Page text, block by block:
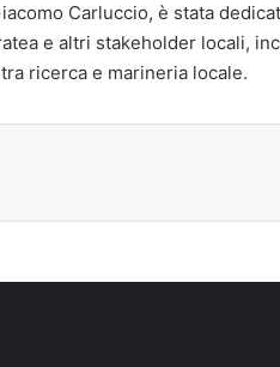
Carluccio, è stata
e altri stakeholder locali,
ricerca e marineria locale.